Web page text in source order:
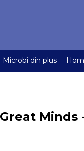
Microbi din plus
Great Minds